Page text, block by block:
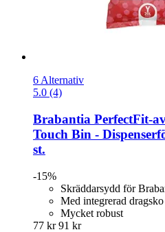
6 Alternativ
5.0 (4)
Brabantia PerfectFit-​
Touch Bin -​
st.
-15%
Skräddarsydd för
Med integrerad dragsko
Mycket robust
77 kr 91 kr